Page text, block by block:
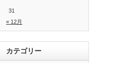
31
« 12月
カテゴリー